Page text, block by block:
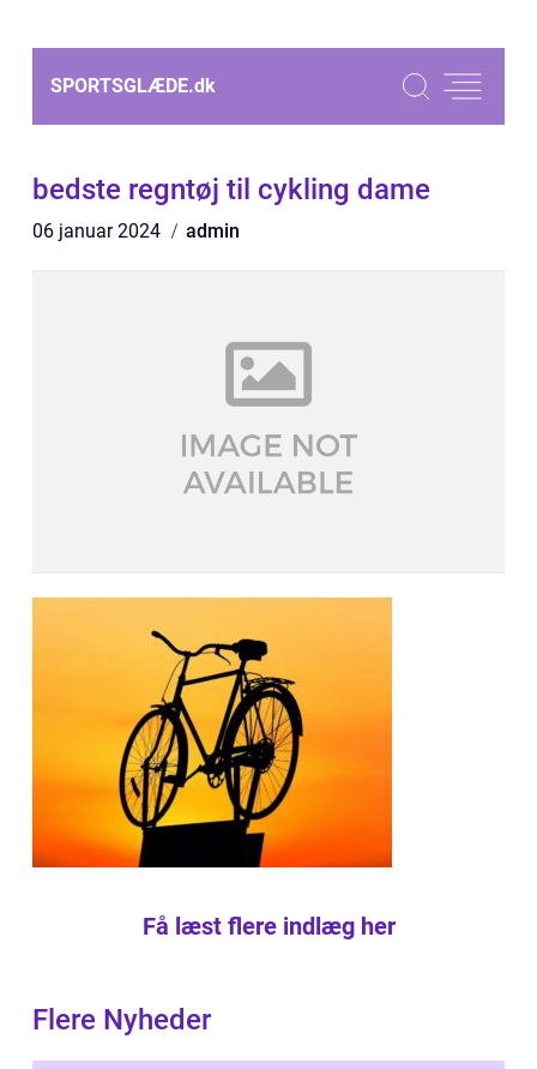
SPORTSGLÆDE.dk
bedste regntøj til cykling dame
06 januar 2024 admin
Få læst flere indlæg her
Flere Nyheder